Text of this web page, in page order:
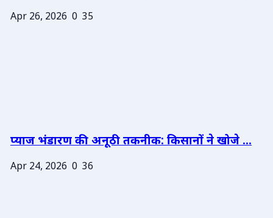
Apr 26, 2026 0 35
प्याज भंडारण की अनूठी तकनीक: किसानों ने खोजे ...
Apr 24, 2026 0 36